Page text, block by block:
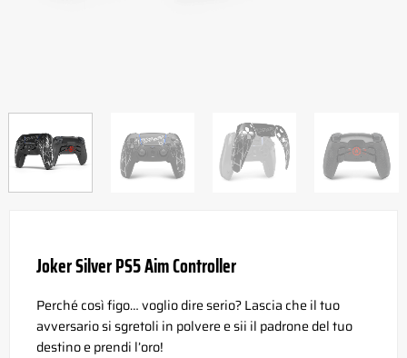
Joker Silver PS5 Aim Controller
Perché così figo… voglio dire serio? Lascia che il tuo
avversario si sgretoli in polvere e sii il padrone del tuo
destino e prendi l’oro!